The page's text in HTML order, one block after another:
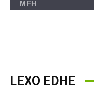
LEXO EDHE